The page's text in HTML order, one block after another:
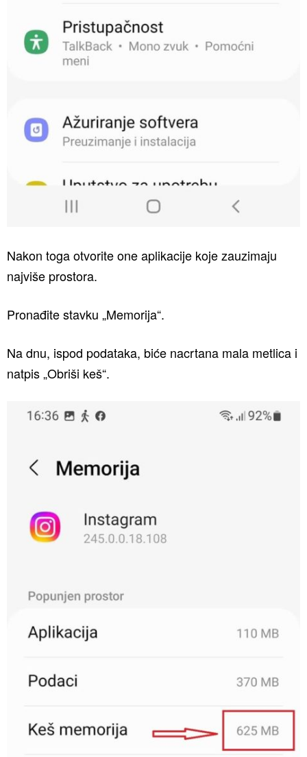
Nakon toga otvorite one aplikacije koje zauzimaju
najviše prostora.
Pronađite stavku „Memorija“.
Na dnu, ispod podataka, biće nacrtana mala metlica i
natpis „Obriši keš“.